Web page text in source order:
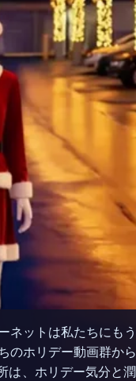
ットは私たちにも
ホリデー動画群か
、ホリデー気分と